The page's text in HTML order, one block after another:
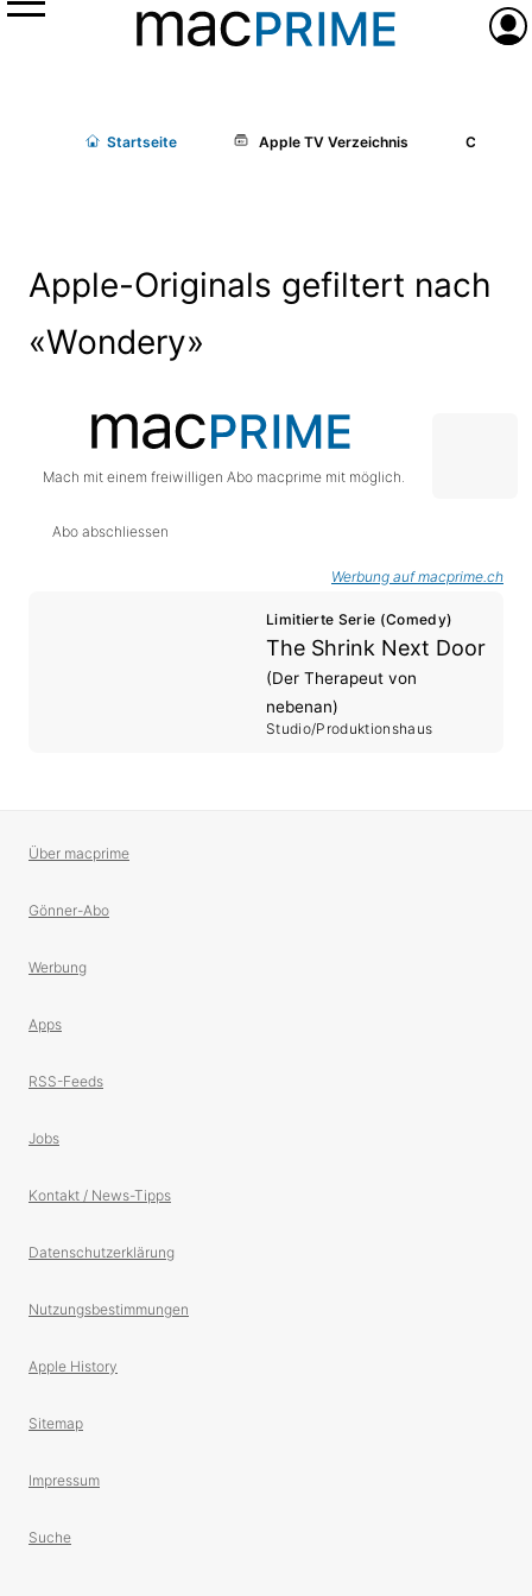
Menü
Startseite Apple TV Verzeichnis Cast/
Apple-Originals gefiltert nach
«Wondery»
Mach mit einem freiwilligen Abo macprime mit möglich.
Abo abschliessen
Werbung auf macprime.ch
Limitierte Serie (Comedy)
The Shrink Next Door
(Der Therapeut von
nebenan)
Studio/Produktionshaus
Über macprime
Gönner-Abo
Werbung
Apps
RSS-Feeds
Jobs
Kontakt / News-Tipps
Datenschutzerklärung
Nutzungsbestimmungen
Apple History
Sitemap
Impressum
Suche